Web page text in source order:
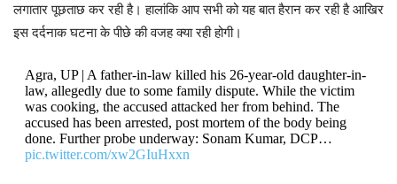
लगातार पूछताछ कर रही है। हालांकि आप सभी को यह बात हैरान कर रही है आखिर
इस दर्दनाक घटना के पीछे की वजह क्या रही होगी।
Agra, UP | A father-in-law killed his 26-year-old daughter-in-
law, allegedly due to some family dispute. While the victim
was cooking, the accused attacked her from behind. The
accused has been arrested, post mortem of the body being
done. Further probe underway: Sonam Kumar, DCP…
pic.twitter.com/xw2GIuHxxn